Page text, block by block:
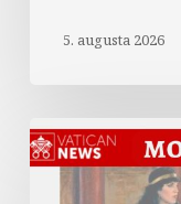
5. augusta 2026
Modlitba
kráľovnej
Ester